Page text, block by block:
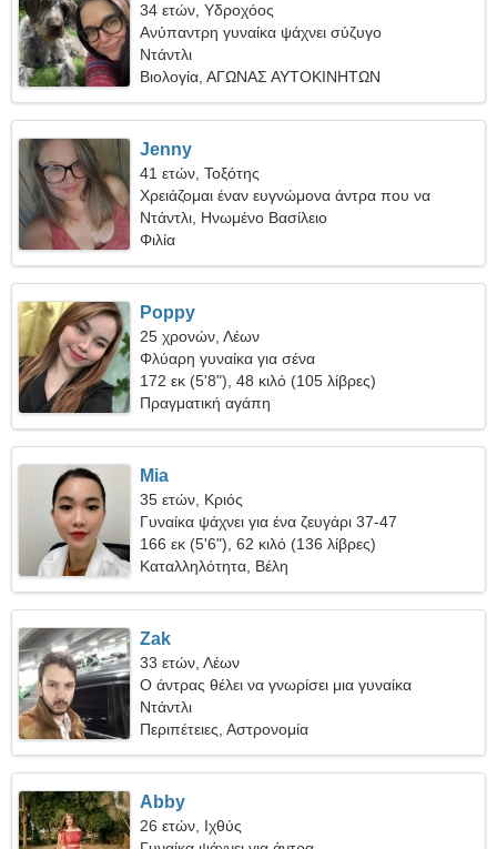
34 ετών, Υδροχόος
Ανύπαντρη γυναίκα ψάχνει σύζυγο
Ντάντλι
Βιολογία, ΑΓΩΝΑΣ ΑΥΤΟΚΙΝΗΤΩΝ
Jenny
41 ετών, Τοξότης
Χρειάζομαι έναν ευγνώμονα άντρα που να
μαγειρεύει μαζί
Ντάντλι, Ηνωμένο Βασίλειο
Φιλία
Poppy
25 χρονών, Λέων
Φλύαρη γυναίκα για σένα
172 εκ (5'8"), 48 κιλό (105 λίβρες)
Πραγματική αγάπη
Mia
35 ετών, Κριός
Γυναίκα ψάχνει για ένα ζευγάρι 37-47
166 εκ (5'6"), 62 κιλό (136 λίβρες)
Καταλληλότητα, Βέλη
Zak
33 ετών, Λέων
Ο άντρας θέλει να γνωρίσει μια γυναίκα
Ντάντλι
Περιπέτειες, Αστρονομία
Abby
26 ετών, Ιχθύς